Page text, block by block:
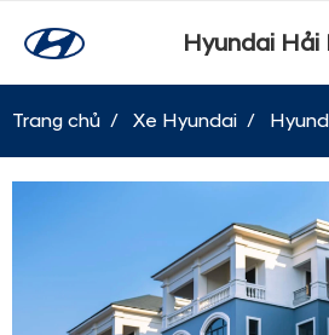
Hyundai Hải
Trang chủ Xe Hyundai